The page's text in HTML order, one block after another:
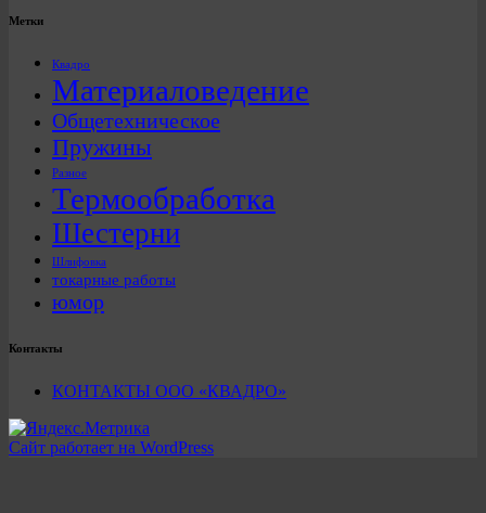
Метки
Квадро
Материаловедение
Общетехническое
Пружины
Разное
Термообработка
Шестерни
Шлифовка
токарные работы
юмор
Контакты
КОНТАКТЫ ООО «КВАДРО»
Сайт работает на WordPress